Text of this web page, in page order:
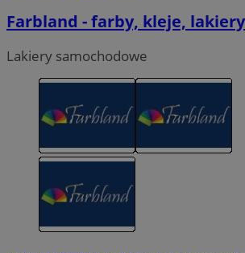
Farbland - farby, kleje, lakiery
Lakiery samochodowe